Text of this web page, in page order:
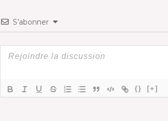
S’abonner
{} [+]